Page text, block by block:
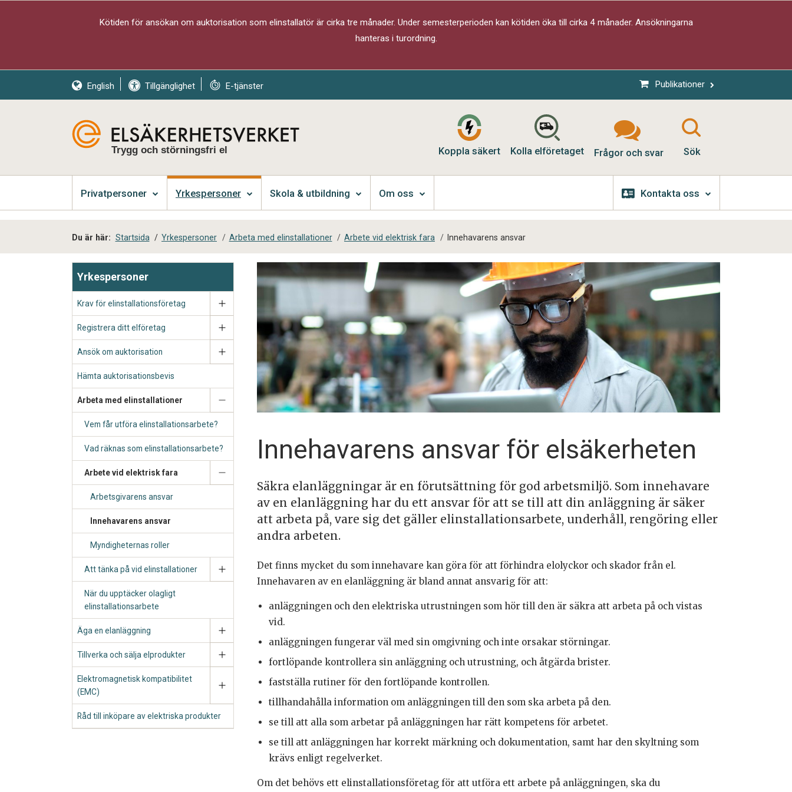
Kötiden för ansökan om auktorisation som elinstallatör är cirka tre månader. Under semesterperioden kan kötiden öka till cirka 4 månader. Ansökningarna
hanteras i turordning.
English Tillgänglighet E-tjänster Publikationer
Trygg och störningsfri el Koppla säkert Kolla elföretaget Frågor och svar Sök
Privatpersoner Yrkespersoner Skola & utbildning Om oss Kontakta oss
Du är här: Startsida / Yrkespersoner / Arbeta med elinstallationer / Arbete vid elektrisk fara / Innehavarens ansvar
Yrkespersoner
Krav för elinstallationsföretag
Registrera ditt elföretag
Ansök om auktorisation
Hämta auktorisationsbevis
Arbeta med elinstallationer
Vem får utföra elinstallationsarbete?
Vad räknas som elinstallationsarbete?
Arbete vid elektrisk fara
Arbetsgivarens ansvar
Innehavarens ansvar
Myndigheternas roller
Att tänka på vid elinstallationer
När du upptäcker olagligt
elinstallationsarbete
Äga en elanläggning
Tillverka och sälja elprodukter
Elektromagnetisk kompatibilitet
(EMC)
Råd till inköpare av elektriska produkter
Innehavarens ansvar för elsäkerheten
Säkra elanläggningar är en förutsättning för god arbetsmiljö. Som innehavare
av en elanläggning har du ett ansvar för att se till att din anläggning är säker
att arbeta på, vare sig det gäller elinstallationsarbete, underhåll, rengöring eller
andra arbeten.
Det finns mycket du som innehavare kan göra för att förhindra elolyckor och skador från el.
Innehavaren av en elanläggning är bland annat ansvarig för att:
anläggningen och den elektriska utrustningen som hör till den är säkra att arbeta på och vistas
vid.
anläggningen fungerar väl med sin omgivning och inte orsakar störningar.
fortlöpande kontrollera sin anläggning och utrustning, och åtgärda brister.
fastställa rutiner för den fortlöpande kontrollen.
tillhandahålla information om anläggningen till den som ska arbeta på den.
se till att alla som arbetar på anläggningen har rätt kompetens för arbetet.
se till att anläggningen har korrekt märkning och dokumentation, samt har den skyltning som
krävs enligt regelverket.
Om det behövs ett elinstallationsföretag för att utföra ett arbete på anläggningen, ska du